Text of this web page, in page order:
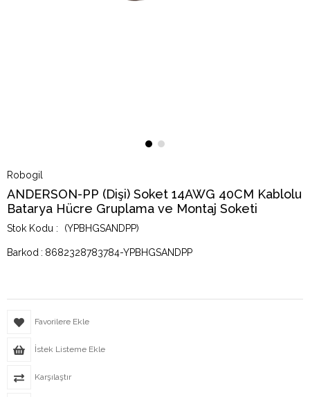
Robogil
ANDERSON-PP (Dişi) Soket 14AWG 40CM Kablolu
Batarya Hücre Gruplama ve Montaj Soketi
(YPBHGSANDPP)
Barkod : 8682328783784-YPBHGSANDPP
Favorilere Ekle
İstek Listeme Ekle
Karşılaştır